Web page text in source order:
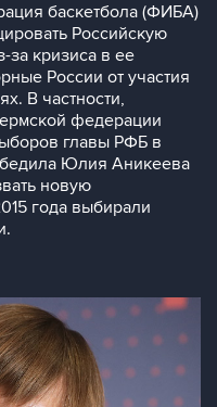
баскетбола (ФИБА)
Российскую
за кризиса в ее
России от участия
В частности,
федерации
главы РФБ в
Юлия Аникеева
новую
года выбирали